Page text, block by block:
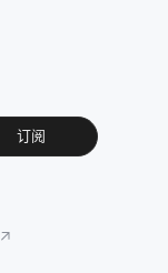
订阅